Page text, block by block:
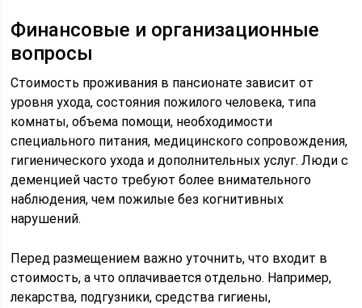
Финансовые и организационные
вопросы
Стоимость проживания в пансионате зависит от
уровня ухода, состояния пожилого человека, типа
комнаты, объема помощи, необходимости
специального питания, медицинского сопровождения,
гигиенического ухода и дополнительных услуг. Люди с
деменцией часто требуют более внимательного
наблюдения, чем пожилые без когнитивных
нарушений.
Перед размещением важно уточнить, что входит в
стоимость, а что оплачивается отдельно. Например,
лекарства, подгузники, средства гигиены,